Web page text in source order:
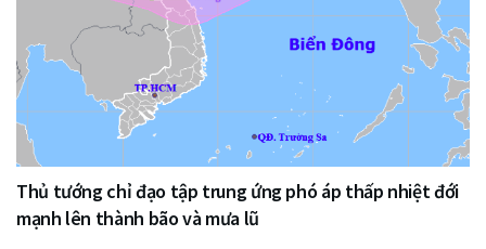
Thủ tướng chỉ đạo tập trung ứng phó áp thấp nhiệt đới
mạnh lên thành bão và mưa lũ